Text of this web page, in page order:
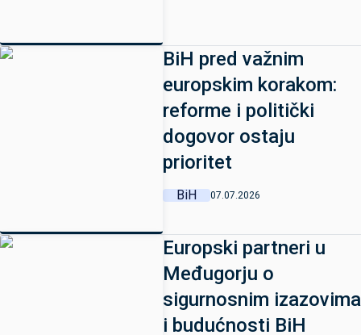
BiH pred važnim
europskim korakom:
reforme i politički
dogovor ostaju
prioritet
BiH 07.07.2026
Europski partneri u
Međugorju o
sigurnosnim izazovima
i budućnosti BiH